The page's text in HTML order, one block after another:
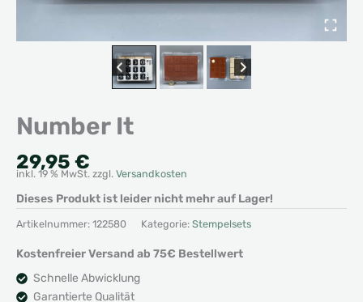
Number It
29,95 €
inkl. 19 % MwSt. zzgl. Versandkosten
Dieses Produkt ist leider nicht mehr auf Lager!
Artikelnummer: 122580 Kategorie: Stempelsets
Kostenfreier Versand ab 75€ Bestellwert
Schnelle Abwicklung
Garantierte Qualität